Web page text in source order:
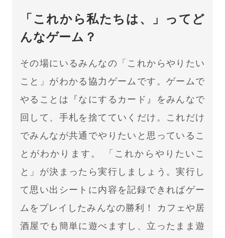
「これから私たちは、」ってど
んなゲーム？
その場にいるみんなの「これからやりたい
こと」がわかる協力ゲームです。ゲームで
やることは『なにするカード』をみんなで
回して、手札を捨てていくだけ。これだけ
でみんなが共通でやりたいと思っているこ
とがわかります。 「これからやりたいこ
と」が決まったら実行しましょう。実行し
て思い出シートに内容を記録できればゲー
ムをプレイしたみんなの勝利！ カフェや居
酒屋でも簡単に遊べますし、立ったまま遊